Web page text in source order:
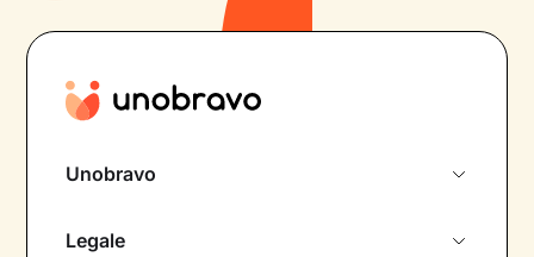
Unobravo
Legale